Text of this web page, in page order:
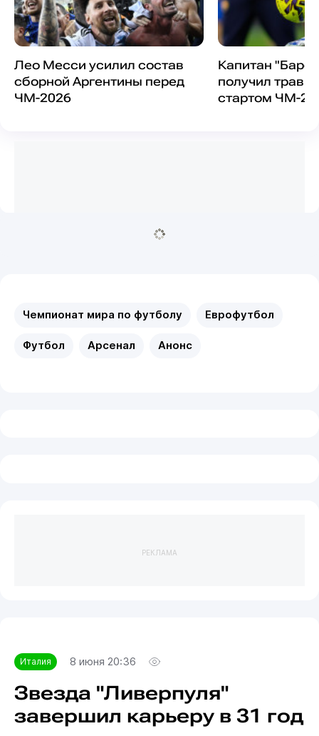
Лео Месси усилил состав
сборной Аргентины перед
ЧМ-2026
Капитан
получил
стартом ЧМ-
Чемпионат мира по футболу Еврофутбол
Футбол Арсенал Анонс
РЕКЛАМА
Италия 8 июня 20:36
Звезда "Ливерпуля"
завершил карьеру в 31 год